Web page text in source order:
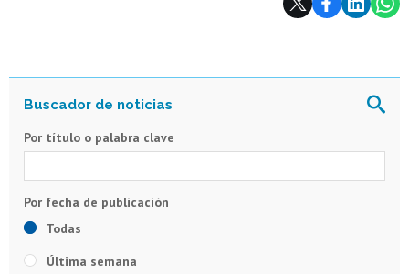
Por título o palabra clave
Todas
Última semana